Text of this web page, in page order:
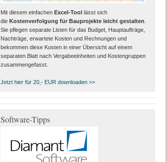
Mit diesem einfachen Excel-Toollässt sich
die Kostenverfolgung für Bauprojekte leicht gestalten
Sie pflegen separate Listen für das Budget, Hauptaufträge,
Nachträge, erwartete Kosten und Rechnungen und
bekommen diese Kosten in einer Übersicht auf einem
separaten Blatt nach Vergabeeinheiten und Kostengruppen
zusammengefasst.
Jetzt hier für 20,- EUR downloaden >>
Software-Tipps